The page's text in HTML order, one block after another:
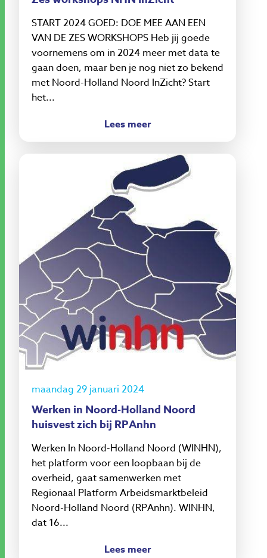
START 2024 GOED: DOE MEE AAN EEN
VAN DE ZES WORKSHOPS Heb jij goede
voornemens om in 2024 meer met data te
gaan doen, maar ben je nog niet zo bekend
met Noord-Holland Noord InZicht? Start
het...
Lees meer
maandag 29 januari 2024
Werken in Noord-Holland Noord
huisvest zich bij RPAnhn
Werken In Noord-Holland Noord (WINHN),
het platform voor een loopbaan bij de
overheid, gaat samenwerken met
Regionaal Platform Arbeidsmarktbeleid
Noord-Holland Noord (RPAnhn). WINHN,
dat 16...
Lees meer